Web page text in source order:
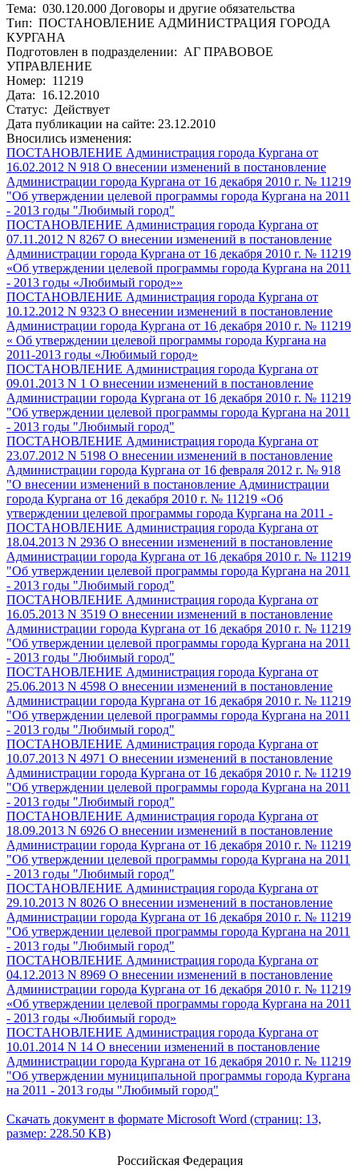
Тема: 030.120.000 Договоры и другие обязательства
Тип: ПОСТАНОВЛЕНИЕ АДМИНИСТРАЦИЯ ГОРОДА
КУРГАНА
Подготовлен в подразделении: АГ ПРАВОВОЕ
УПРАВЛЕНИЕ
Номер: 11219
Дата: 16.12.2010
Статус: Действует
Дата публикации на сайте: 23.12.2010
Вносились изменения:
ПОСТАНОВЛЕНИЕ Администрация города Кургана от
16.02.2012 N 918 О внесении изменений в постановление
Администрации города Кургана от 16 декабря 2010 г. № 11219
"Об утверждении целевой программы города Кургана на 2011
- 2013 годы "Любимый город"
ПОСТАНОВЛЕНИЕ Администрация города Кургана от
07.11.2012 N 8267 О внесении изменений в постановление
Администрации города Кургана от 16 декабря 2010 г. № 11219
«Об утверждении целевой программы города Кургана на 2011
- 2013 годы «Любимый город»»
ПОСТАНОВЛЕНИЕ Администрация города Кургана от
10.12.2012 N 9323 О внесении изменений в постановление
Администрации города Кургана от 16 декабря 2010 г. № 11219
« Об утверждении целевой программы города Кургана на
2011-2013 годы «Любимый город»
ПОСТАНОВЛЕНИЕ Администрация города Кургана от
09.01.2013 N 1 О внесении изменений в постановление
Администрации города Кургана от 16 декабря 2010 г. № 11219
"Об утверждении целевой программы города Кургана на 2011
- 2013 годы "Любимый город"
ПОСТАНОВЛЕНИЕ Администрация города Кургана от
23.07.2012 N 5198 О внесении изменений в постановление
Администрации города Кургана от 16 февраля 2012 г. № 918
"О внесении изменений в постановление Администрации
города Кургана от 16 декабря 2010 г. № 11219 «Об
утверждении целевой программы города Кургана на 2011 -
ПОСТАНОВЛЕНИЕ Администрация города Кургана от
18.04.2013 N 2936 О внесении изменений в постановление
Администрации города Кургана от 16 декабря 2010 г. № 11219
"Об утверждении целевой программы города Кургана на 2011
- 2013 годы "Любимый город"
ПОСТАНОВЛЕНИЕ Администрация города Кургана от
16.05.2013 N 3519 О внесении изменений в постановление
Администрации города Кургана от 16 декабря 2010 г. № 11219
"Об утверждении целевой программы города Кургана на 2011
- 2013 годы "Любимый город"
ПОСТАНОВЛЕНИЕ Администрация города Кургана от
25.06.2013 N 4598 О внесении изменений в постановление
Администрации города Кургана от 16 декабря 2010 г. № 11219
"Об утверждении целевой программы города Кургана на 2011
- 2013 годы "Любимый город"
ПОСТАНОВЛЕНИЕ Администрация города Кургана от
10.07.2013 N 4971 О внесении изменений в постановление
Администрации города Кургана от 16 декабря 2010 г. № 11219
"Об утверждении целевой программы города Кургана на 2011
- 2013 годы "Любимый город"
ПОСТАНОВЛЕНИЕ Администрация города Кургана от
18.09.2013 N 6926 О внесении изменений в постановление
Администрации города Кургана от 16 декабря 2010 г. № 11219
"Об утверждении целевой программы города Кургана на 2011
- 2013 годы "Любимый город"
ПОСТАНОВЛЕНИЕ Администрация города Кургана от
29.10.2013 N 8026 О внесении изменений в постановление
Администрации города Кургана от 16 декабря 2010 г. № 11219
"Об утверждении целевой программы города Кургана на 2011
- 2013 годы "Любимый город"
ПОСТАНОВЛЕНИЕ Администрация города Кургана от
04.12.2013 N 8969 О внесении изменений в постановление
Администрации города Кургана от 16 декабря 2010 г. № 11219
«Об утверждении целевой программы города Кургана на 2011
- 2013 годы «Любимый город»
ПОСТАНОВЛЕНИЕ Администрация города Кургана от
10.01.2014 N 14 О внесении изменений в постановление
Администрации города Кургана от 16 декабря 2010 г. № 11219
"Об утверждении муниципальной программы города Кургана
на 2011 - 2013 годы "Любимый город"
Скачать документ в формате Microsoft Word (страниц: 13,
размер: 228.50 KB)
Российская Федерация